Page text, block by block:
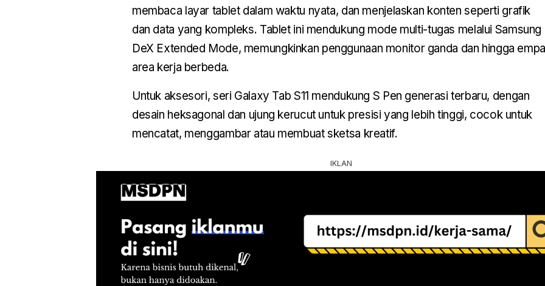
membaca layar tablet dalam waktu nyata, dan menjelaskan konten seperti grafik
dan data yang kompleks. Tablet ini mendukung mode multi-tugas melalui Samsung
DeX Extended Mode, memungkinkan penggunaan monitor ganda dan hingga
area kerja berbeda.
Untuk aksesori, seri Galaxy Tab S11 mendukung S Pen generasi terbaru, dengan
desain heksagonal dan ujung kerucut untuk presisi yang lebih tinggi, cocok untuk
mencatat, menggambar atau membuat sketsa kreatif.